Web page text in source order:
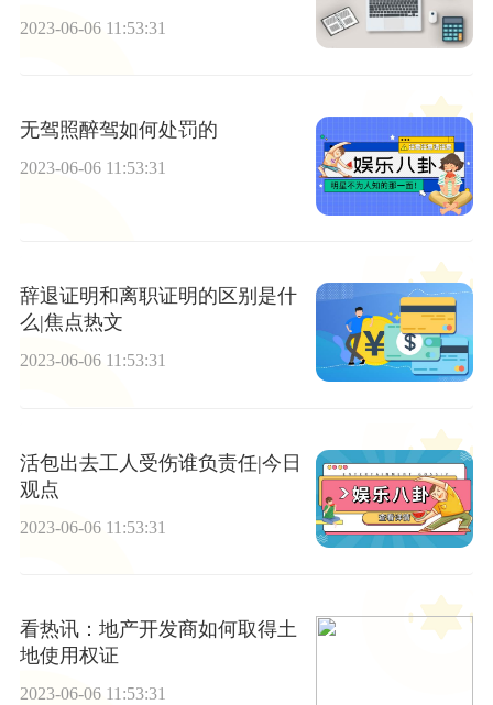
2023-06-06 11:53:31
无驾照醉驾如何处罚的
2023-06-06 11:53:31
辞退证明和离职证明的区别是什
么|焦点热文
2023-06-06 11:53:31
活包出去工人受伤谁负责任|今日
观点
2023-06-06 11:53:31
看热讯：地产开发商如何取得土
地使用权证
2023-06-06 11:53:31